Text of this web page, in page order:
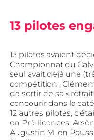
13 pilotes
13 pilotes avaient
Championnat du
seul avait déjà une
compétition :
de sortir de sa «
concourir dans la
12 autres pilotes,
en Pré-licences,
Augustin M. en